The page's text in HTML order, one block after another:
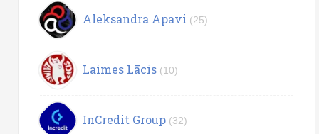
Aleksandra Apavi (25)
Laimes Lācis (10)
InCredit Group (32)